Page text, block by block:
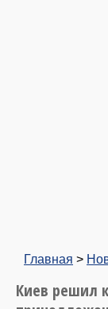
Главная >
Киев решил